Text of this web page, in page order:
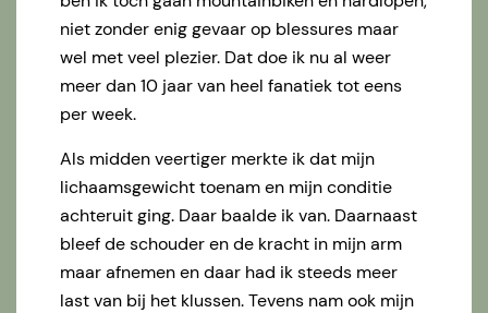
niet zonder enig gevaar op blessures maar
wel met veel plezier. Dat doe ik nu al weer
meer dan 10 jaar van heel fanatiek tot eens
per week.
Als midden veertiger merkte ik dat mijn
lichaamsgewicht toenam en mijn conditie
achteruit ging. Daar baalde ik van. Daarnaast
bleef de schouder en de kracht in mijn arm
maar afnemen en daar had ik steeds meer
last van bij het klussen. Tevens nam ook mijn